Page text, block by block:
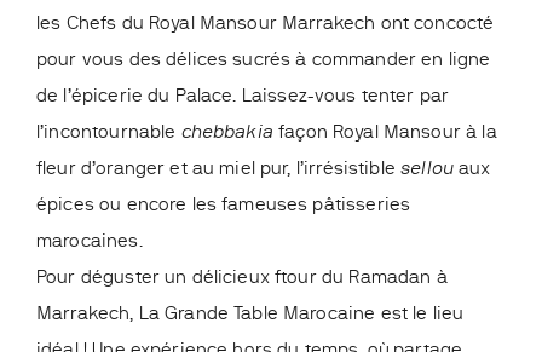
les Chefs du Royal Mansour Marrakech ont concocté
pour vous des délices sucrés à commander en ligne
de l’épicerie du Palace. Laissez-vous tenter par
l’incontournable chebbakia façon Royal Mansour à la
fleur d’oranger et au miel pur, l’irrésistiblesellouaux
épices ou encore les fameuses pâtisseries
marocaines.
Pour déguster un délicieux ftour du Ramadan à
Marrakech, La Grande Table Marocaine est le lieu